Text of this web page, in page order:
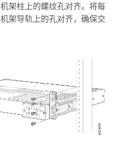
架柱上的螺纹孔对齐。将每
架导轨上的孔对齐，确保交